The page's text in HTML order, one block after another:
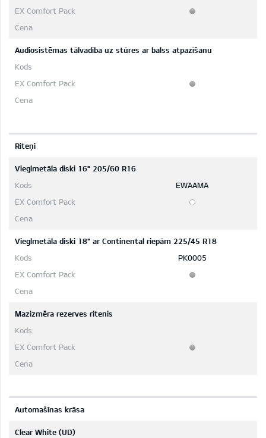
Audiosistēmas tālvadība uz stūres ar balss atpazīšanu
Riteņi
Vieglmetāla diski 16" 205/60 R16
EWAAMA
Vieglmetāla diski 18" ar Continental riepām 225/45 R18
PK0005
Mazizmēra rezerves ritenis
Automašīnas krāsa
Clear White (UD)